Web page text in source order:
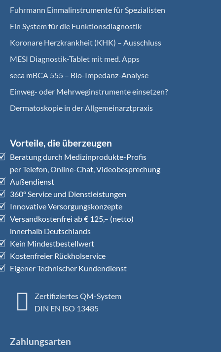
Fuhrmann Einmalinstrumente für Spezialisten
Ein System für die Funktionsdiagnostik
Koro­nare Herz­krank­heit (KHK) – Ausschluss
MESI Diagnostik-Tablet mit med. Apps
seca mBCA 555 – Bio-Impedanz-Analyse
Einweg- oder Mehrweginstrumente einsetzen?
Dermatoskopie in der Allgemeinarztpraxis
Vorteile, die überzeugen
Beratung durch Medizinprodukte-Profis
per Telefon, Online-Chat, Videobesprechung
Außendienst
360° Service und Dienstleistungen
Innovative Versorgungskonzepte
Versandkostenfrei ab € 125,– (netto)
innerhalb Deutschlands
Kein Mindestbestellwert
Kostenfreier Rückholservice
Eigener Technischer Kundendienst
Zertifiziertes QM-System
DIN EN ISO 13485
Zahlungsarten